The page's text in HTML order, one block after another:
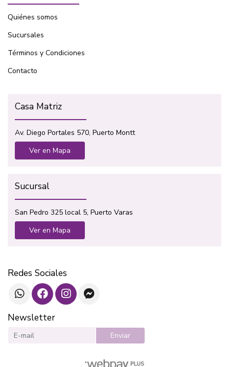
Quiénes somos
Sucursales
Términos y Condiciones
Contacto
Casa Matriz
Av. Diego Portales 570, Puerto Montt
Ver en Mapa
Sucursal
San Pedro 325 local 5, Puerto Varas
Ver en Mapa
Redes Sociales
Newsletter
Enviar